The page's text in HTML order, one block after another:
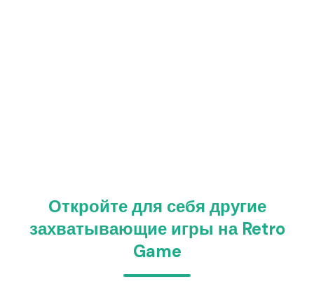
Откройте для себя другие
захватывающие игры на Retro
Game